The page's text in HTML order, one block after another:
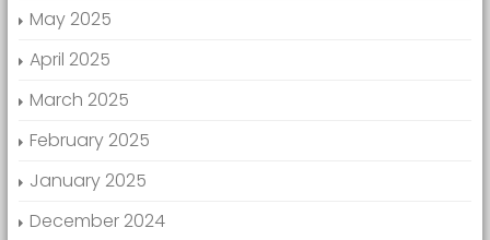
May 2025
April 2025
March 2025
February 2025
January 2025
December 2024